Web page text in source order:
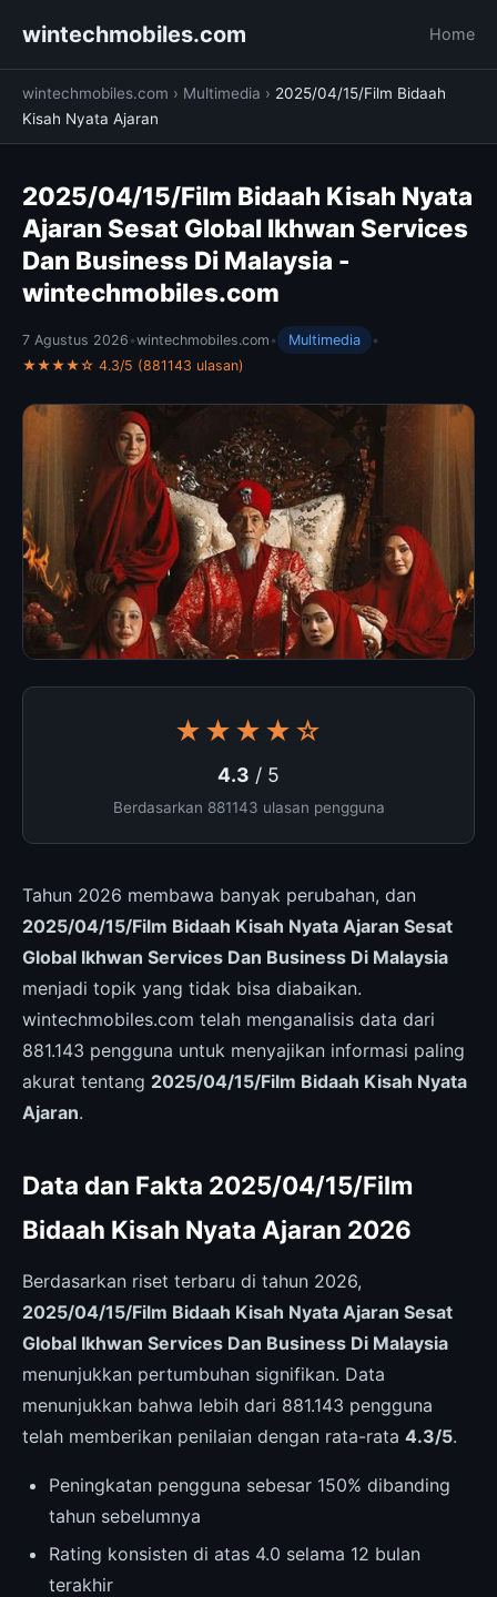
wintechmobiles.com Home
wintechmobiles.com › Multimedia › 2025/04/15/Film Bidaah
Kisah Nyata Ajaran
2025/04/15/Film Bidaah Kisah Nyata
Ajaran Sesat Global Ikhwan Services
Dan Business Di Malaysia -
wintechmobiles.com
7 Agustus 2026 •wintechmobiles.com • Multimedia
•
★★★★☆ 4.3/5 (881143 ulasan)
★★★★☆
4.3 / 5
Berdasarkan 881143 ulasan pengguna
Tahun 2026 membawa banyak perubahan, dan
2025/04/15/Film Bidaah Kisah Nyata Ajaran Sesat
Global Ikhwan Services Dan Business Di Malaysia
menjadi topik yang tidak bisa diabaikan.
wintechmobiles.com telah menganalisis data dari
881.143 pengguna untuk menyajikan informasi paling
akurat tentang 2025/04/15/Film Bidaah Kisah Nyata
Ajaran.
Data dan Fakta 2025/04/15/Film
Bidaah Kisah Nyata Ajaran 2026
Berdasarkan riset terbaru di tahun 2026,
2025/04/15/Film Bidaah Kisah Nyata Ajaran Sesat
Global Ikhwan Services Dan Business Di Malaysia
menunjukkan pertumbuhan signifikan. Data
menunjukkan bahwa lebih dari 881.143 pengguna
telah memberikan penilaian dengan rata-rata 4.3/5.
Peningkatan pengguna sebesar 150% dibanding
tahun sebelumnya
Rating konsisten di atas 4.0 selama 12 bulan
terakhir